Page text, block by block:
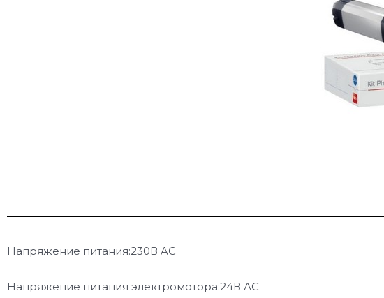
Напряжение питания:230В AC
Напряжение питания электромотора:24В АС